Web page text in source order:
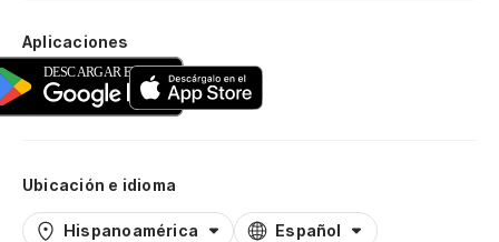
Aplicaciones
Ubicación e idioma
Hispanoamérica Español